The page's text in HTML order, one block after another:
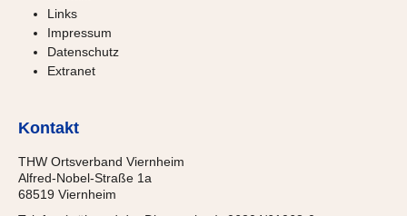
Links
Impressum
Datenschutz
Extranet
Kontakt
THW Ortsverband Viernheim
Alfred-Nobel-Straße 1a
68519 Viernheim